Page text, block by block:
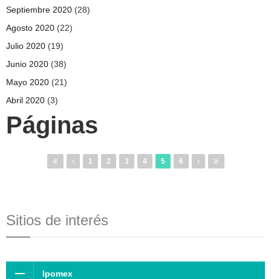
Septiembre 2020 (28)
Agosto 2020 (22)
Julio 2020 (19)
Junio 2020 (38)
Mayo 2020 (21)
Abril 2020 (3)
Páginas
1 2 3 4 5 6
Sitios de interés
Ipomex